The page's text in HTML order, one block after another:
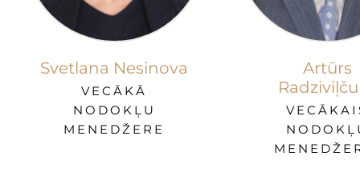
Svetlana Nesinova
VECĀKĀ
NODOKĻU
MENEDŽERE
Artūrs